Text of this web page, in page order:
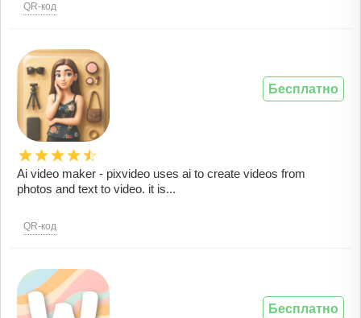
QR-код
Ai video maker - pixvideo uses ai to create videos from
photos and text to video. it is...
QR-код
Бесплатно
Бесплатно